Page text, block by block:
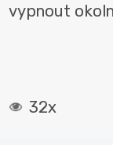
vypnout
32x